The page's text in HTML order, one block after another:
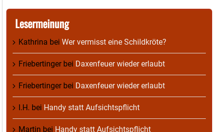
Lesermeinung
Kathrina bei Wer vermisst eine Schildkröte?
Friebertingerbei Daxenfeuer wieder erlaubt
Friebertingerbei Daxenfeuer wieder erlaubt
I.H. bei Handy statt Aufsichtspflicht
Martin bei Handy statt Aufsichtspflicht